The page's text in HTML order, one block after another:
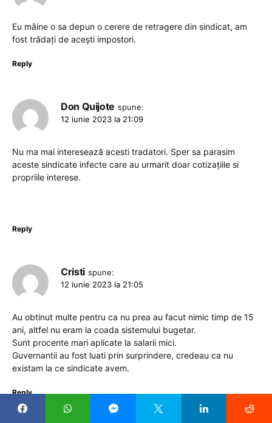
Eu mâine o sa depun o cerere de retragere din sindicat, am
fost trădați de acești impostori.
Reply
Don Quijote spune:
12 iunie 2023 la 21:09
Nu ma mai interesează acesti tradatori. Sper sa parasim
aceste sindicate infecte care au urmarit doar cotizațiile si
propriile interese.
Reply
Cristi spune:
12 iunie 2023 la 21:05
Au obtinut multe pentru ca nu prea au facut nimic timp de 15
ani, altfel nu eram la coada sistemului bugetar.
Sunt procente mari aplicate la salarii mici.
Guvernantii au fost luati prin surprindere, credeau ca nu
existam la ce sindicate avem.
Reply